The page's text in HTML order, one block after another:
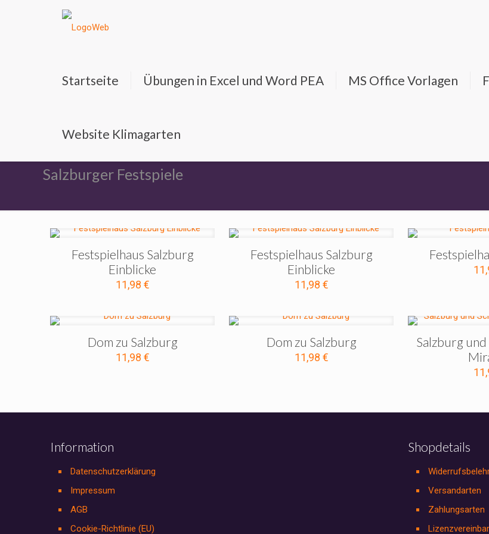
Startseite Übungen in Excel und Word PEA MS Office Vorlagen
Website Klimagarten
Salzburger Festspiele
Festspielhaus Salzburg
Einblicke
11,98 €
Festspielhaus Salzburg
Einblicke
11,98 €
Dom zu Salzburg
11,98 €
Dom zu Salzburg
11,98 €
Salzburg
Information
Datenschutzerklärung
Impressum
AGB
Cookie-Richtlinie (EU)
Shopdetails
Versandarten
Zahlungsarten